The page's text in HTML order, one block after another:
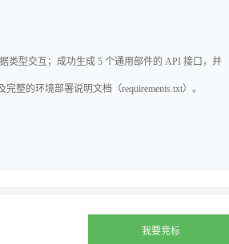
类型交互；成功生成 5 个通用部件的 API 接口，并
整的环境部署说明文档（requirements.txt）。
我要竞标